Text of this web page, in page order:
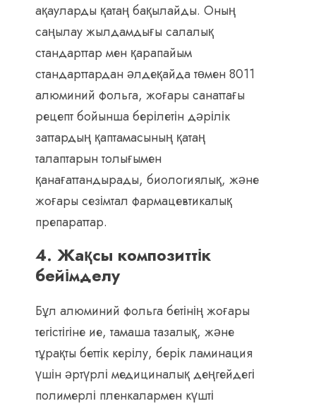
ақауларды қатаң бақылайды. Оның
саңылау жылдамдығы салалық
стандарттар мен қарапайым
стандарттардан әлдеқайда төмен 8011
алюминий фольга, жоғары санаттағы
рецепт бойынша берілетін дәрілік
заттардың қаптамасының қатаң
талаптарын толығымен
қанағаттандырады, биологиялық, және
жоғары сезімтал фармацевтикалық
препараттар.
4. Жақсы композиттік
бейімделу
Бұл алюминий фольга бетінің жоғары
тегістігіне ие, тамаша тазалық, және
тұрақты беттік керілу, берік ламинация
үшін әртүрлі медициналық деңгейдегі
полимерлі пленкалармен күшті